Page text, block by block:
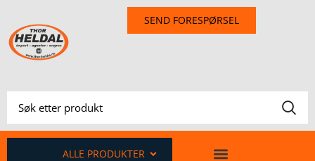
SEND FORESPØRSEL
ALLE PRODUKTER